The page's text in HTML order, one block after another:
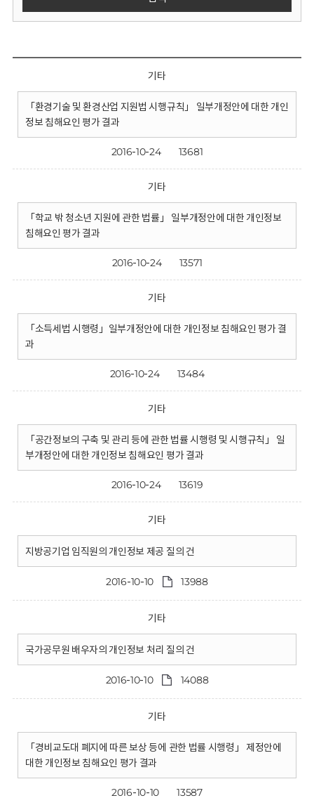
기타
「환경기술 및 환경산업 지원법 시행규칙」 일부개정안에 대한 개인
정보 침해요인 평가 결과
2016-10-24 13681
기타
「학교 밖 청소년 지원에 관한 법률」 일부개정안에 대한 개인정보
침해요인 평가 결과
2016-10-24 13571
기타
「소득세법 시행령」일부개정안에 대한 개인정보 침해요인 평가 결
과
2016-10-24 13484
기타
「공간정보의 구축 및 관리 등에 관한 법률 시행령 및 시행규칙」 일
부개정안에 대한 개인정보 침해요인 평가 결과
2016-10-24 13619
기타
지방공기업 임직원의 개인정보 제공 질의 건
2016-10-10 13988
기타
국가공무원 배우자의 개인정보 처리 질의 건
2016-10-10 14088
기타
「경비교도대 폐지에 따른 보상 등에 관한 법률 시행령」 제정안에
대한 개인정보 침해요인 평가 결과
2016-10-10 13587